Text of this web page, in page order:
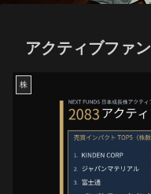
アクティブファ
株